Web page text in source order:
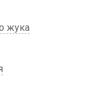
жука